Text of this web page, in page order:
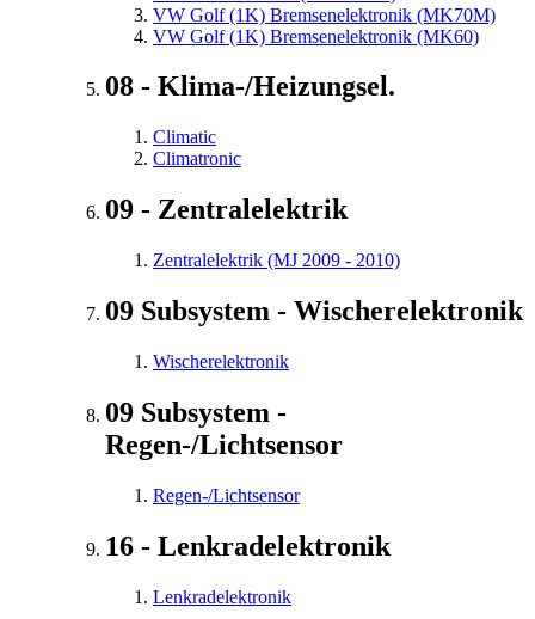
VW Golf (1K) Bremsenelektronik (MK70M)
VW Golf (1K) Bremsenelektronik (MK60)
08 - Klima-/Heizungsel.
Climatic
Climatronic
09 - Zentralelektrik
Zentralelektrik (MJ 2009 - 2010)
09 Subsystem - Wischerelektronik
Wischerelektronik
09 Subsystem -
Regen-/Lichtsensor
Regen-/Lichtsensor
16 - Lenkradelektronik
Lenkradelektronik